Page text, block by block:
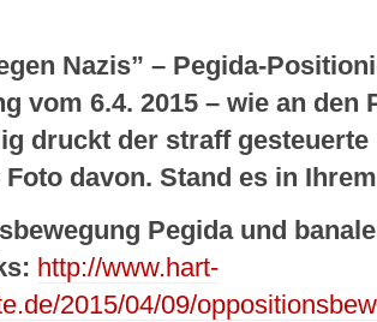
Nazis” – Pegida-
vom 6.4. 2015 – wie an den
druckt der straff
Foto davon. Stand es in
Pegida und banale
http://www.hart-
2015/04/09/